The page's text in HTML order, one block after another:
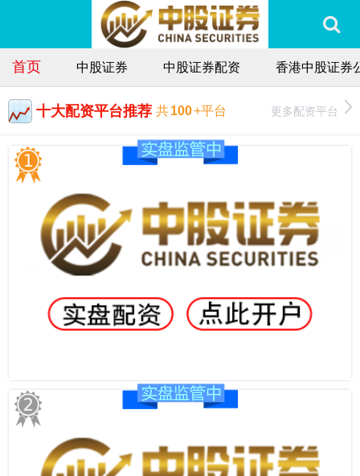
首页 中股证券 中股证券配资 香港中股证券
十大配资平台推荐 共100+平台 更多配资平台